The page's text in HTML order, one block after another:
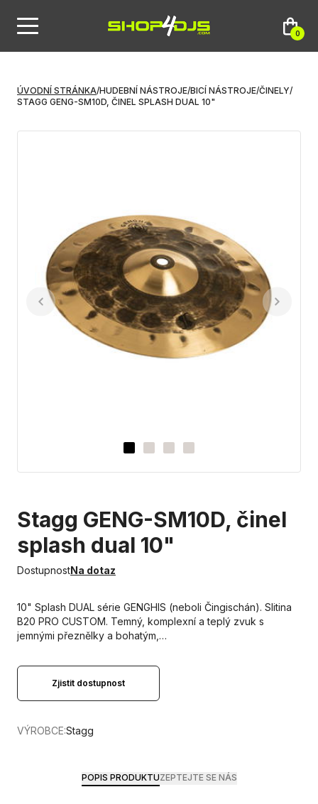
0
ÚVODNÍ STRÁNKA/HUDEBNÍ NÁSTROJE/BICÍ NÁSTROJE/ČINELY/
STAGG GENG-SM10D, ČINEL SPLASH DUAL 10"
Stagg GENG-SM10D, činel
splash dual 10"
DostupnostNa dotaz
10" Splash DUAL série GENGHIS (neboli Čingischán). Slitina
B20 PRO CUSTOM. Temný, komplexní a teplý zvuk s
jemnými přeznělky a bohatým,…
Zjistit dostupnost
VÝROBCE:Stagg
POPIS PRODUKTUZEPTEJTE SE NÁS